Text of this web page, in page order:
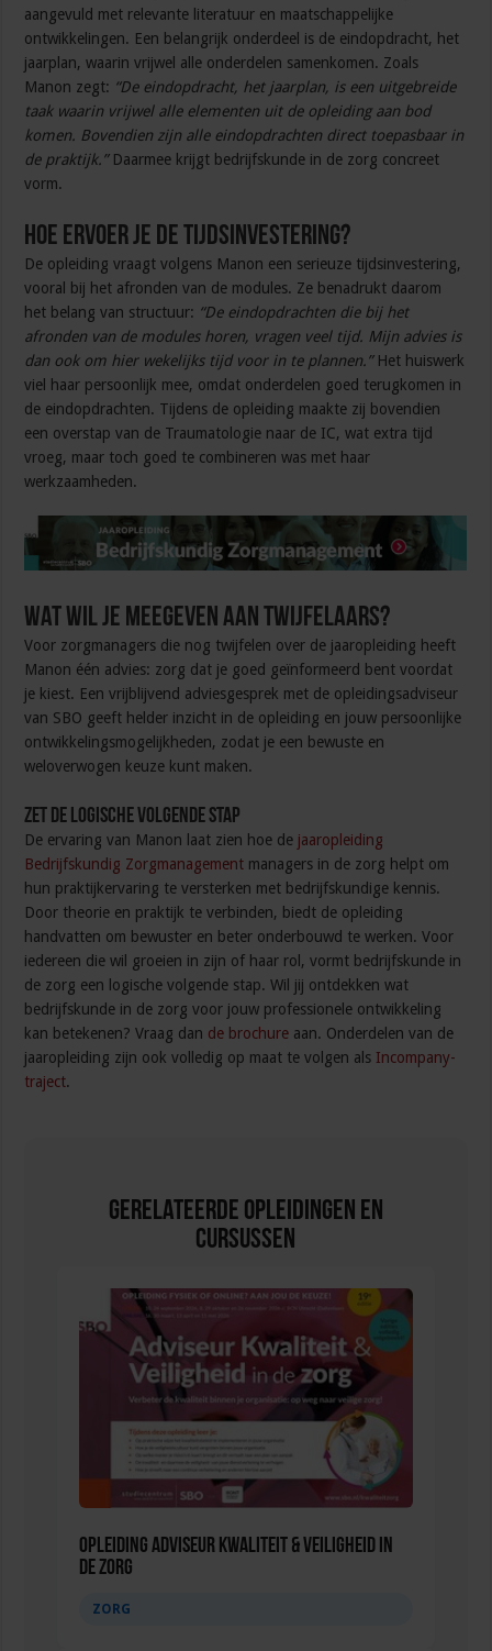
aangevuld met relevante literatuur en maatschappelijke
ontwikkelingen. Een belangrijk onderdeel is de eindopdracht, het
jaarplan, waarin vrijwel alle onderdelen samenkomen. Zoals
Manon zegt: “De eindopdracht, het jaarplan, is een uitgebreide
taak waarin vrijwel alle elementen uit de opleiding aan bod
komen. Bovendien zijn alle eindopdrachten direct toepasbaar in
de praktijk.”Daarmee krijgt bedrijfskunde in de zorg concreet
vorm.
Hoe ervoer je de tijdsinvestering?
De opleiding vraagt volgens Manon een serieuze tijdsinvestering,
vooral bij het afronden van de modules. Ze benadrukt daarom
het belang van structuur: “De eindopdrachten die bij het
afronden van de modules horen, vragen veel tijd. Mijn advies is
dan ook om hier wekelijks tijd voor in te plannen.”Het huiswerk
viel haar persoonlijk mee, omdat onderdelen goed terugkomen in
de eindopdrachten. Tijdens de opleiding maakte zij bovendien
een overstap van de Traumatologie naar de IC, wat extra tijd
vroeg, maar toch goed te combineren was met haar
werkzaamheden.
Wat wil je meegeven aan twijfelaars?
Voor zorgmanagers die nog twijfelen over de jaaropleiding heeft
Manon één advies: zorg dat je goed geïnformeerd bent voordat
je kiest. Een vrijblijvend adviesgesprek met de opleidingsadviseur
van SBO geeft helder inzicht in de opleiding en jouw persoonlijke
ontwikkelingsmogelijkheden, zodat je een bewuste en
weloverwogen keuze kunt maken.
Zet de logische volgende stap
De ervaring van Manon laat zien hoe de jaaropleiding
Bedrijfskundig Zorgmanagement managers in de zorg helpt om
hun praktijkervaring te versterken met bedrijfskundige kennis.
Door theorie en praktijk te verbinden, biedt de opleiding
handvatten om bewuster en beter onderbouwd te werken. Voor
iedereen die wil groeien in zijn of haar rol, vormt bedrijfskunde in
de zorg een logische volgende stap. Wil jij ontdekken wat
bedrijfskunde in de zorg voor jouw professionele ontwikkeling
kan betekenen? Vraag dan de brochure aan. Onderdelen van de
jaaropleiding zijn ook volledig op maat te volgen als Incompany-
traject.
Gerelateerde Opleidingen en
Cursussen
Opleiding Adviseur Kwaliteit & Veiligheid in
de zorg
ZORG